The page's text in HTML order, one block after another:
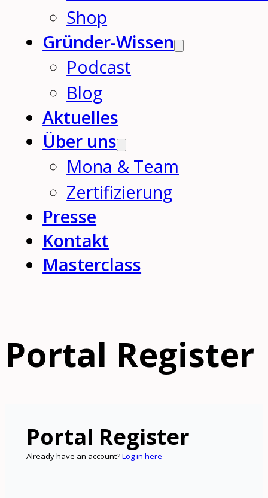
Shop
Gründer-Wissen
Podcast
Blog
Aktuelles
Über uns
Mona & Team
Zertifizierung
Presse
Kontakt
Masterclass
Portal Register
Portal Register
Already have an account?Log in here